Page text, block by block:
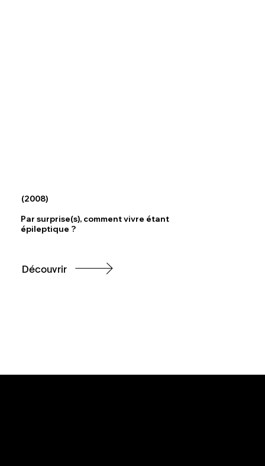
Par surprise(s), comment vivre étant
épileptique ?
(2008)
Découvrir